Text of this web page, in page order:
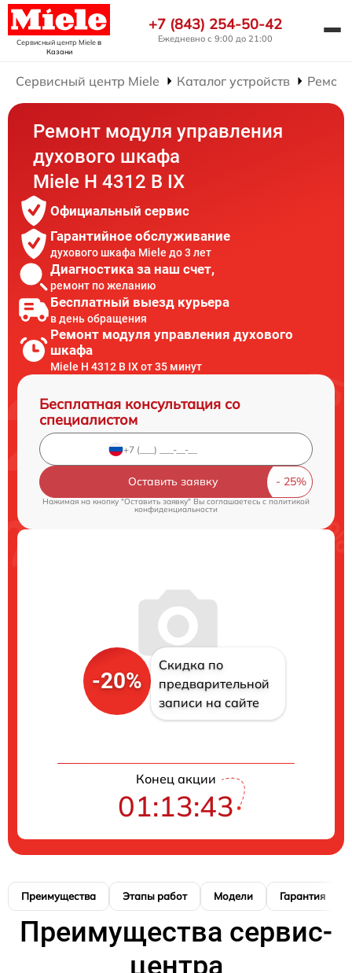
Сервисный центр Mieleв
Казани
+7 (843) 254-50-42
Ежедневно с 9:00 до 21:00
Сервисный центр Miele Каталог устройств
Ремонт модуля управления
духового шкафа
Miele H 4312 B IX
Официальный сервис
Гарантийное обслуживание
духового шкафа Miele до 3 лет
Диагностика за наш счет,
ремонт по желанию
Бесплатный выезд курьера
в день обращения
Ремонт модуля управления духового
шкафа
Miele H 4312 B IX от 35 минут
Бесплатная консультация со
специалистом
Оставить заявку
Нажимая на кнопку "Оставить заявку" Вы соглашаетесь cполитикой
конфиденциальности
-20%
Скидка по
предварительной
записи на сайте
Конец акции
01:13:42
Преимущества Этапы работ Модели Гарантия
Преимущества сервис-
центра